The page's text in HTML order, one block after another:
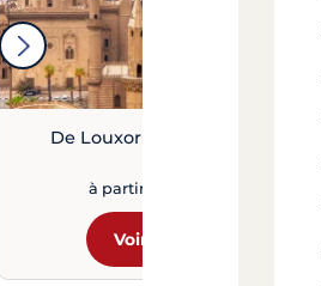
De Louxor à Marsa Alam
à partir de 6 350 €
Voir l'offre